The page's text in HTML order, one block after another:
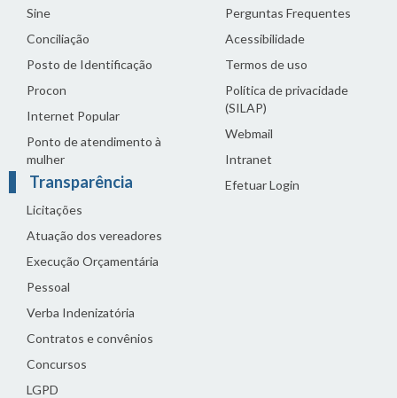
Sine
Conciliação
Posto de Identificação
Procon
Internet Popular
Ponto de atendimento à
mulher
Transparência
Licitações
Atuação dos vereadores
Execução Orçamentária
Pessoal
Verba Indenizatória
Contratos e convênios
Concursos
LGPD
Perguntas Frequentes
Acessibilidade
Termos de uso
Política de privacidade
(SILAP)
Webmail
Intranet
Efetuar Login